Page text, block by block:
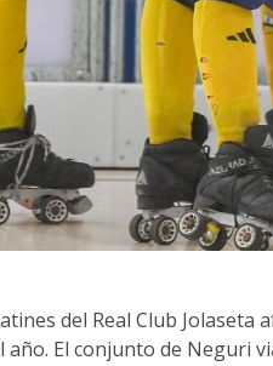
del Real Club
El conjunto de Neguri